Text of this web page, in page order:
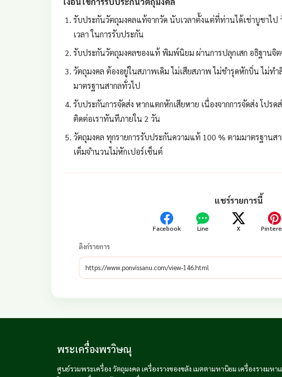
รับประกันวัตถุมงคลแท้จากวัด นับเวลาตั้งแต่ที่ท่านได้เช่าบูชาไ
เวลา ในการรับประกัน
รับประกันวัตถุมงคลของแท้ พิมพ์นิยม ผ่านการปลุกเสก อธิฐานจิต
วัตถุมงคล ต้องอยู่ในสภาพเดิม ไม่เสียสภาพ ไม่ชำรุดหักบิ่น ไม่ท
มาตรฐานสากลทั่วไป
รับประกันการจัดส่ง หากแตกหักเสียหาย เนื่องจากการจัดส่ง โปร
ติดต่อเราทันทีภายใน 2 วัน
วัตถุมงคล ทุกรายการรับประกันความแท้ 100 % ตามมาตรฐาน
เต็มจำนวนไม่หักเปอร์เซ็นต์
แชร์รายการนี้
Facebook Line X
ลิงก์รายการ
พระเครื่องพรวิษณุ
ศูนย์รวมพระเครื่อง วัตถุมงคล เครื่องรางของขลัง เมตตามหานิยม เครื่องรางมหาเ